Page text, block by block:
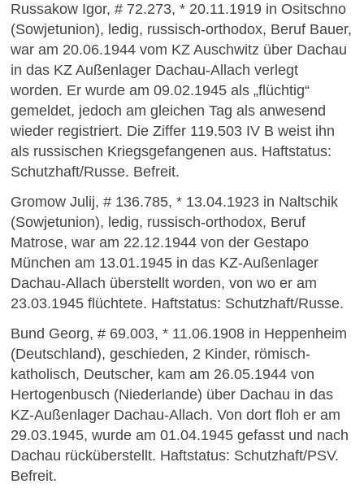
Russakow Igor, # 72.273, * 20.11.1919 in Ositschno
(Sowjetunion), ledig, russisch-orthodox, Beruf Bauer,
war am 20.06.1944 vom KZ Auschwitz über Dachau
in das KZ Außenlager Dachau-Allach verlegt
worden. Er wurde am 09.02.1945 als „flüchtig“
gemeldet, jedoch am gleichen Tag als anwesend
wieder registriert. Die Ziffer 119.503 IV B weist ihn
als russischen Kriegsgefangenen aus. Haftstatus:
Schutzhaft/Russe. Befreit.
Gromow Julij, # 136.785, * 13.04.1923 in Naltschik
(Sowjetunion), ledig, russisch-orthodox, Beruf
Matrose, war am 22.12.1944 von der Gestapo
München am 13.01.1945 in das KZ-Außenlager
Dachau-Allach überstellt worden, von wo er am
23.03.1945 flüchtete. Haftstatus: Schutzhaft/Russe.
Bund Georg, # 69.003, * 11.06.1908 in Heppenheim
(Deutschland), geschieden, 2 Kinder, römisch-
katholisch, Deutscher, kam am 26.05.1944 von
Hertogenbusch (Niederlande) über Dachau in das
KZ-Außenlager Dachau-Allach. Von dort floh er am
29.03.1945, wurde am 01.04.1945 gefasst und nach
Dachau rücküberstellt. Haftstatus: Schutzhaft/PSV.
Befreit.